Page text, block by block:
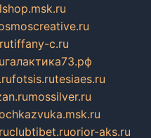
tiffany-c.ru
галактика73.рф
fotsis.rutesiaes.ru
mossilver.ru
clubtibet.ruorior-aks.ru